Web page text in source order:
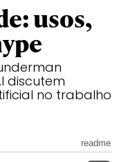
usos,
discutem
no trabalho
readme